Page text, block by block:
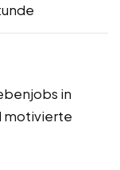
in
motivierte